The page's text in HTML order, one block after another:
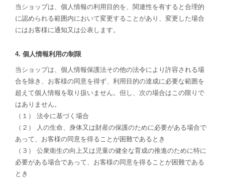
当ショップは、個人情報の利用目的を、関連性を有すると合理的
に認められる範囲内において変更することがあり、変更した場合
にはお客様に通知又は公表します。
4. 個人情報利用の制限
当ショップは、個人情報保護法その他の法令により許容される場
合を除き、お客様の同意を得ず、利用目的の達成に必要な範囲を
超えて個人情報を取り扱いません。但し、次の場合はこの限りで
はありません。
（１） 法令に基づく場合
（２） 人の生命、身体又は財産の保護のために必要がある場合で
あって、お客様の同意を得ることが困難であるとき
（３） 公衆衛生の向上又は児童の健全な育成の推進のために特に
必要がある場合であって、お客様の同意を得ることが困難である
とき